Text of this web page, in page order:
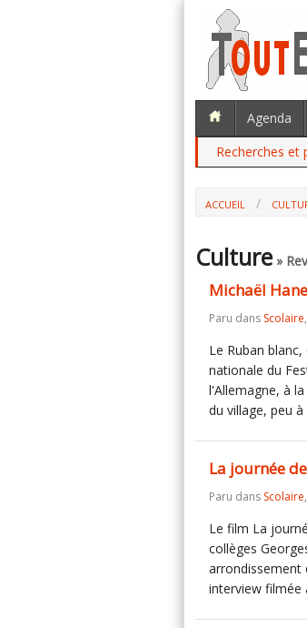
Agenda
Recherches et
ACCUEIL
Culture»
Michaël
Paru dans Scolaire,
Le Ruban
nationale du
l'Allemagne, à
du village, peu à
La journée
Paru dans Scolaire,
Le film La
collèges
arrondissement
interview filmée